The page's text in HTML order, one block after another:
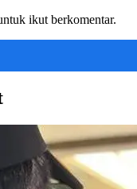
ikut berkomentar.